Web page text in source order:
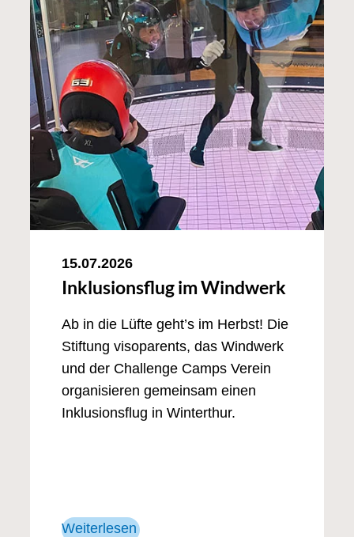
15.07.2026
Inklusionsflug im Windwerk
Ab in die Lüfte geht’s im Herbst! Die
Stiftung visoparents, das Windwerk
und der Challenge Camps Verein
organisieren gemeinsam einen
Inklusionsflug in Winterthur.
Weiterlesen